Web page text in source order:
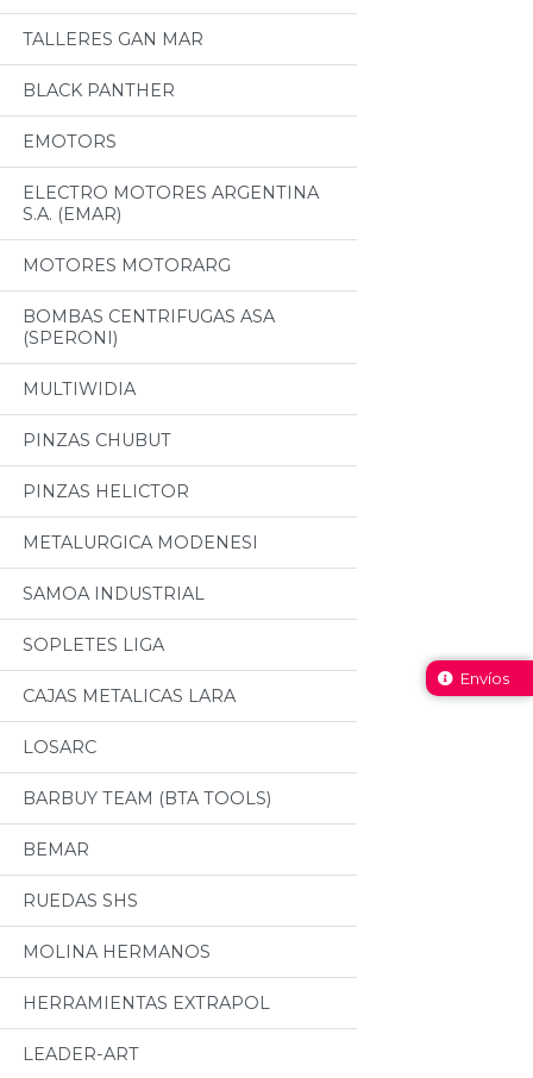
TALLERES GAN MAR
BLACK PANTHER
EMOTORS
ELECTRO MOTORES ARGENTINA
S.A. (EMAR)
MOTORES MOTORARG
BOMBAS CENTRIFUGAS ASA
(SPERONI)
MULTIWIDIA
PINZAS CHUBUT
PINZAS HELICTOR
METALURGICA MODENESI
SAMOA INDUSTRIAL
SOPLETES LIGA
CAJAS METALICAS LARA
LOSARC
BARBUY TEAM (BTA TOOLS)
BEMAR
RUEDAS SHS
MOLINA HERMANOS
HERRAMIENTAS EXTRAPOL
LEADER-ART
Envíos